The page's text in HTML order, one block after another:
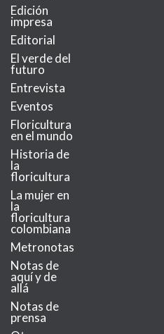
Edición
impresa
Editorial
El verde del
futuro
Entrevista
Eventos
Floricultura
en el mundo
Historia de
la
floricultura
La mujer en
la
floricultura
colombiana
Metronotas
Notas de
aquí y de
allá
Notas de
prensa